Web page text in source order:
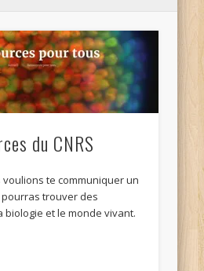
du CNRS
voulions te communiquer un
trouver des
biologie et le monde vivant.